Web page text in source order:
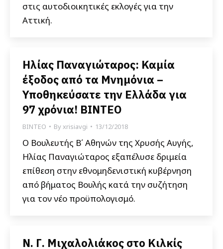
στις αυτοδιοικητικές εκλογές για την
Αττική.
Ηλίας Παναγιώταρος: Καμία
έξοδος από τα Μνημόνια –
Υποθηκεύσατε την Ελλάδα για
97 χρόνια! ΒΙΝΤΕΟ
ΒΙΝΤΕΟ Byxrisiavgi 13/12/2018
Ο Βουλευτής Β΄ Αθηνών της Χρυσής Αυγής,
Ηλίας Παναγιώταρος εξαπέλυσε δριμεία
επίθεση στην εθνομηδενιστική κυβέρνηση
από βήματος Βουλής κατά την συζήτηση
για τον νέο προϋπολογισμό.
Ν. Γ. Μιχαλολιάκος στο Κιλκίς